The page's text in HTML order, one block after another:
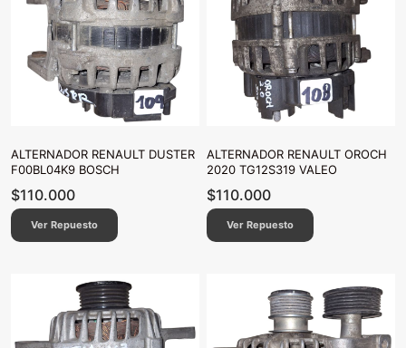
ALTERNADOR RENAULT DUSTER
F00BL04K9 BOSCH
$110.000
Ver Repuesto
ALTERNADOR RENAULT OROCH
2020 TG12S319 VALEO
$110.000
Ver Repuesto